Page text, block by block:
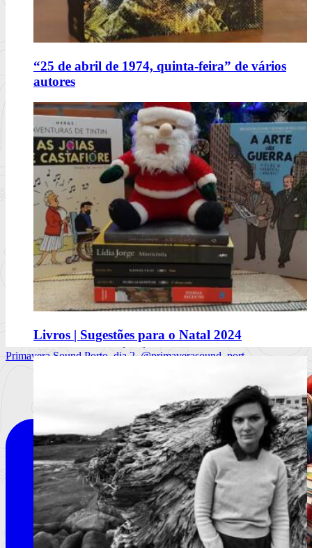
“25 de abril de 1974, quinta-feira” de vários
autores
Livros | Sugestões para o Natal 2024
Comerás flores, de Lucía Solla Sobral
A mecânica da manipulação
Primavera Sound Porto, dia 2. @primaverasound_port